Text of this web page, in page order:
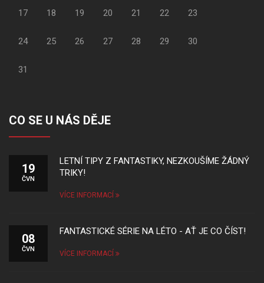
17 18 19 20 21 22 23
24 25 26 27 28 29 30
31
CO SE U NÁS DĚJE
19
ČVN
LETNÍ TIPY Z FANTASTIKY, NEZKOUŠÍME ŽÁDNÝ
TRIKY!
VÍCE INFORMACÍ
08
ČVN
FANTASTICKÉ SÉRIE NA LÉTO - AŤ JE CO ČÍST!
VÍCE INFORMACÍ